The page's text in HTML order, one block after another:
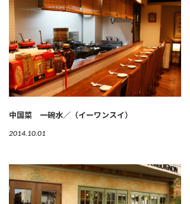
中国菜 一碗水／（イーワンスイ）
2014.10.01